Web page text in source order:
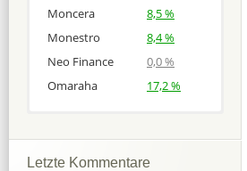
Moncera
8,5 %
Monestro
8,4 %
Neo Finance
0,0 %
Omaraha
17,2 %
Bondora
Bondora
Letzte Kommentare